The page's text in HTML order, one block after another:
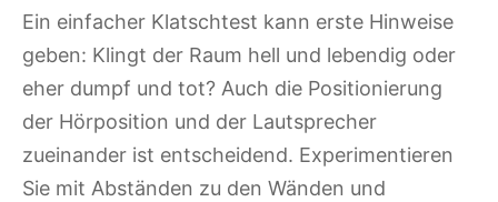
Ein einfacher Klatschtest kann erste Hinweise
geben: Klingt der Raum hell und lebendig oder
eher dumpf und tot? Auch die Positionierung
der Hörposition und der Lautsprecher
zueinander ist entscheidend. Experimentieren
Sie mit Abständen zu den Wänden und